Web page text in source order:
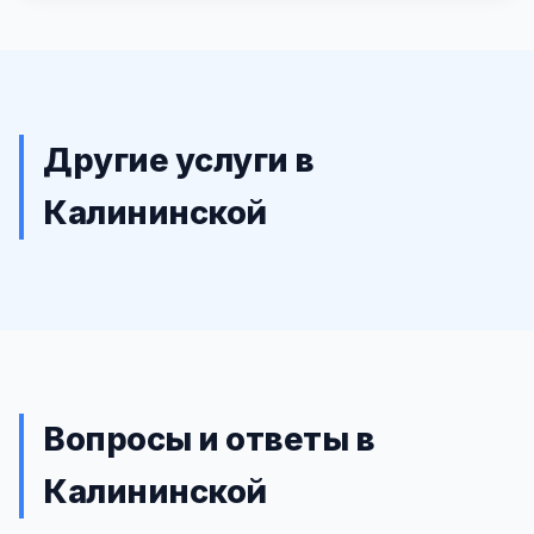
Другие услуги в
Калининской
Вопросы и ответы в
Калининской